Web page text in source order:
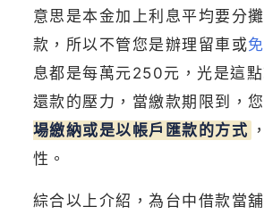
意思是本金加上利息平均要分
款，所以不管您是辦理留車或
息都是每萬元250元，光是這
還款的壓力，當繳款期限到，
場繳納或是以帳戶匯款的方式
性。
綜合以上介紹，為台中借款當